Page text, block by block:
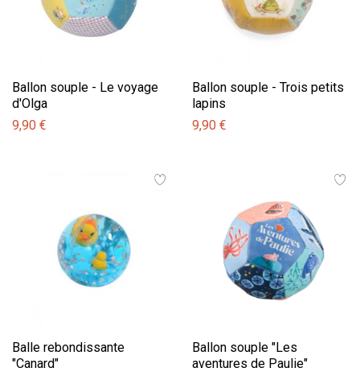
Ballon souple - Le voyage
d'Olga
9,90 €
Ballon souple - Trois petits
lapins
9,90 €
Balle rebondissante
"Canard"
Ballon souple "Les
aventures de Paulie"